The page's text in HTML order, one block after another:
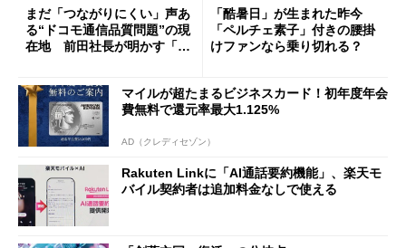
まだ「つながりにくい」声あ
る“ドコモ通信品質問題”の現
在地 前田社長が明かす「道
「酷暑日」が生まれた昨今
「ペルチェ素子」付きの腰掛
けファンなら乗り切れる？
マイルが超たまるビジネスカード！初年度年会
費無料で還元率最大1.125%
AD（クレディセゾン）
Rakuten Linkに「AI通話要約機能」、楽天モ
バイル契約者は追加料金なしで使える